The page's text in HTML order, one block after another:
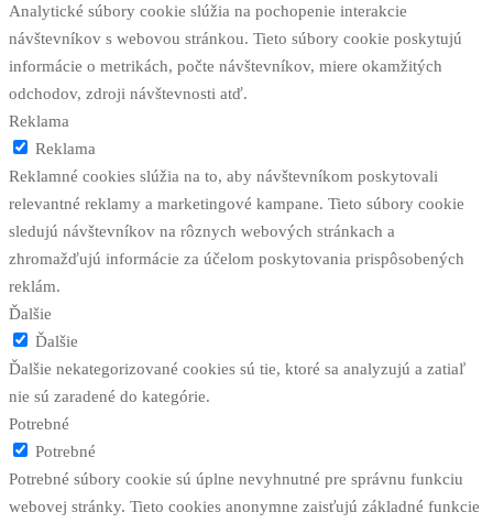
Analytické súbory cookie slúžia na pochopenie interakcie
návštevníkov s webovou stránkou. Tieto súbory cookie poskytujú
informácie o metrikách, počte návštevníkov, miere okamžitých
odchodov, zdroji návštevnosti atď.
Reklama
Reklama
Reklamné cookies slúžia na to, aby návštevníkom poskytovali
relevantné reklamy a marketingové kampane. Tieto súbory cookie
sledujú návštevníkov na rôznych webových stránkach a
zhromažďujú informácie za účelom poskytovania prispôsobených
reklám.
Ďalšie
Ďalšie
Ďalšie nekategorizované cookies sú tie, ktoré sa analyzujú a zatiaľ
nie sú zaradené do kategórie.
Potrebné
Potrebné
Potrebné súbory cookie sú úplne nevyhnutné pre správnu funkciu
webovej stránky. Tieto cookies anonymne zaisťujú základné funkcie